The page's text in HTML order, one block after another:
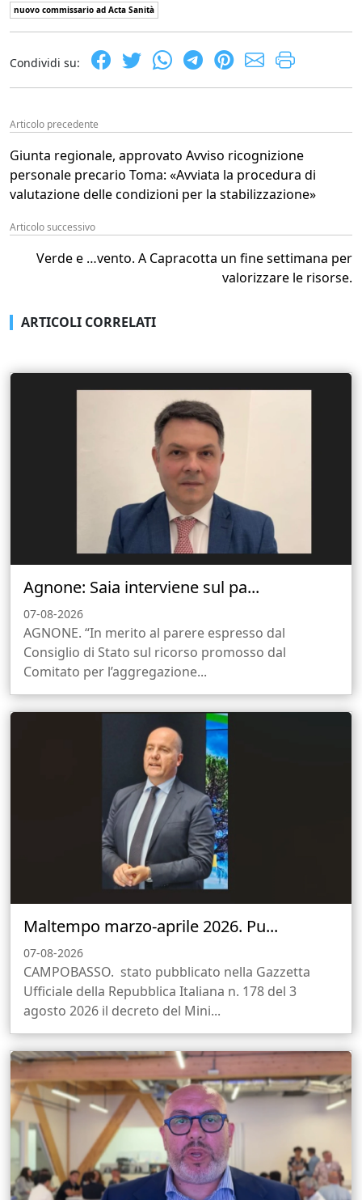
nuovo commissario ad Acta Sanità
Condividi su:
Articolo precedente
Giunta regionale, approvato Avviso ricognizione
personale precario Toma: «Avviata la procedura di
valutazione delle condizioni per la stabilizzazione»
Articolo successivo
Verde e …vento. A Capracotta un fine settimana per
valorizzare le risorse.
ARTICOLI CORRELATI
Agnone: Saia interviene sul pa...
07-08-2026
AGNONE. “In merito al parere espresso dal
Consiglio di Stato sul ricorso promosso dal
Comitato per l’aggregazione...
Maltempo marzo-aprile 2026. Pu...
07-08-2026
CAMPOBASSO. stato pubblicato nella Gazzetta
Ufficiale della Repubblica Italiana n. 178 del 3
agosto 2026 il decreto del Mini...